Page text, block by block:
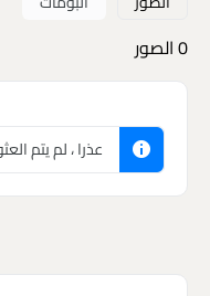
0الصور
عذرا ، لم يتم